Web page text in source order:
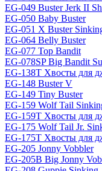
EG-049 Buster Jerk II
EG-050 Baby Buster
EG-051 X Buster
EG-064 Belly Buster
EG-077 Top Bandit
EG-078SP Big Bandit
EG-138T Хвосты для
EG-148 Buster V
EG-149 Tiny Buster
EG-159 Wolf Tail
EG-159T Хвосты для
EG-175 Wolf Tail Jr.
EG-175T Хвосты для
EG-205 Jonny Vobbler
EG-205B Big Jonny